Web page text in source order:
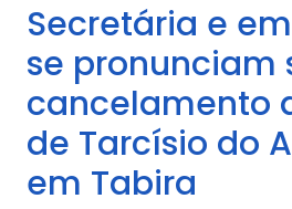
Secretária e
se pronunciam
cancelamento
de Tarcísio do
em Tabira